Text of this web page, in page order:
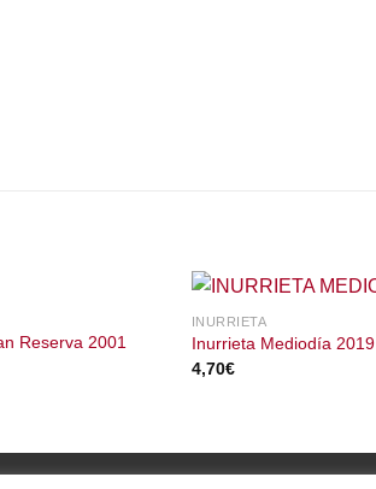
Reserva 2001
INURRIETA
Inurrieta Mediodía 2019
4,70€